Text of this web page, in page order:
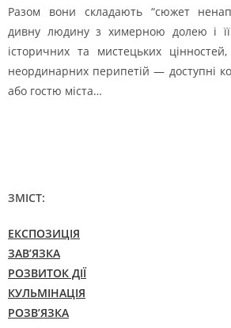
Разом вони складають “сюжет
дивну людину з химерною долею і її
історичних та мистецьких
неординарних перипетій — доступні
або гостю міста…
ЗМІСТ:
ЕКСПОЗИЦІЯ
ЗАВ’ЯЗКА
РОЗВИТОК ДІЇ
КУЛЬМІНАЦІЯ
РОЗВ’ЯЗКА